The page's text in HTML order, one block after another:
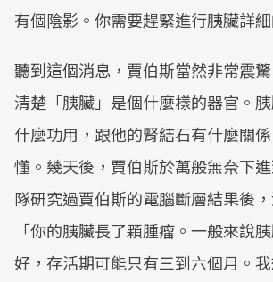
有個陰影。你需要趕緊進行胰臟詳細
聽到這個消息，賈伯斯當然非常震
清楚「胰臟」是個什麼樣的器官。
什麼功用，跟他的腎結石有什麼關
懂。幾天後，賈伯斯於萬般無奈下
隊研究過賈伯斯的電腦斷層結果後
「你的胰臟長了顆腫瘤。一般來說
好，存活期可能只有三到六個月。